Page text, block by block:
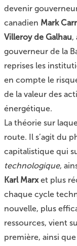
devenir
canadien Mark
Villeroy de Galhau,
gouverneur de la
reprises les
en compte le
de la valeur des
énergétique.
La théorie sur
route. Il s’agit du
capitalistique qui
technologique,
Karl Marxet plus
chaque cycle
nouvelle, plus
ressources, vient
première, ainsi